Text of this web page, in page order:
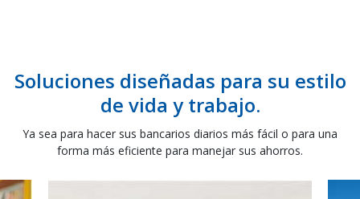
Soluciones diseñadas para su estilo
de vida y trabajo.
Ya sea para hacer sus bancarios diarios más fácil o para una
forma más eficiente para manejar sus ahorros.